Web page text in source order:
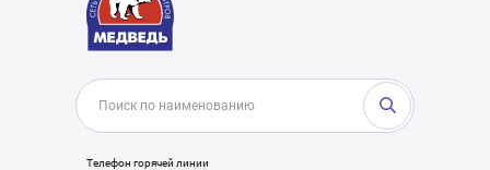
Телефон горячей линии